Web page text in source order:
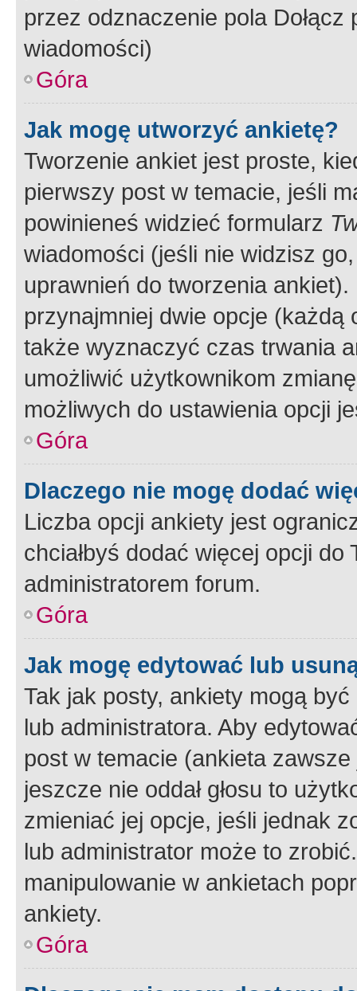
przez odznaczenie pola
wiadomości)
Góra
Jak mogę utworzyć ankietę?
Tworzenie ankiet jest proste,
pierwszy post w temacie, jeśli
powinieneś widzieć formularz
wiadomości (jeśli nie widzisz
uprawnień do tworzenia
przynajmniej dwie opcje
także wyznaczyć czas trwania
umożliwić użytkownikom
możliwych do ustawienia opcji
Góra
Dlaczego nie mogę dodać
Liczba opcji ankiety jest
chciałbyś dodać więcej opcji
administratorem forum.
Góra
Jak mogę edytować lub
Tak jak posty, ankiety mogą
lub administratora. Aby
post w temacie (ankieta
jeszcze nie oddał głosu to
zmieniać jej opcje, jeśli jednak
lub administrator może to
manipulowanie w ankietach
ankiety.
Góra